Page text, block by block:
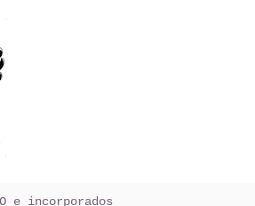
e incorporados